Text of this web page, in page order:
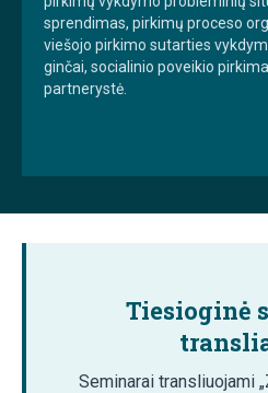
sprendimas, pirkimų proceso
viešojo pirkimo sutarties
ginčai, socialinio poveikio
partnerystė.
Tiesioginė
Seminarai transliuojami